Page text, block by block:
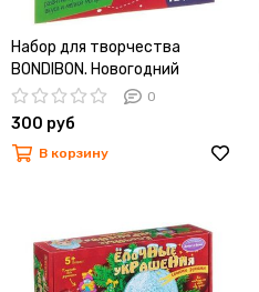
Набор для творчества
BONDIBON. Новогодний
коллаж 3D своими
руками.Дед Мороз,
Снегурочка, Мишка.
0
300 руб
В корзину